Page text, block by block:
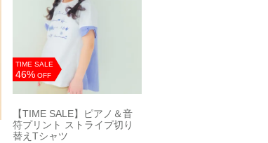
TIME SALE
46% OFF
【TIME SALE】ピアノ＆音
符プリント ストライプ切り
替えTシャツ